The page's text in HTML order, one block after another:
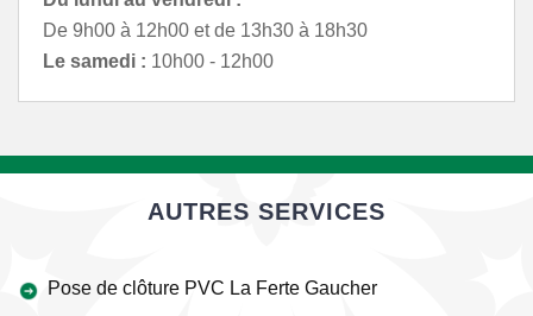
De 9h00 à 12h00 et de 13h30 à 18h30
Le samedi : 10h00 - 12h00
AUTRES SERVICES
Pose de clôture PVC La Ferte Gaucher